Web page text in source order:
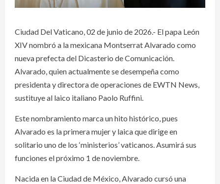
Ciudad Del Vaticano, 02 de junio de 2026.- El papa León
XIV nombró a la mexicana Montserrat Alvarado como
nueva prefecta del Dicasterio de Comunicación.
Alvarado, quien actualmente se desempeña como
presidenta y directora de operaciones de EWTN News,
sustituye al laico italiano Paolo Ruffini.
Este nombramiento marca un hito histórico, pues
Alvarado es la primera mujer y laica que dirige en
solitario uno de los ‘ministerios’ vaticanos. Asumirá sus
funciones el próximo 1 de noviembre.
Nacida en la Ciudad de México, Alvarado cursó una